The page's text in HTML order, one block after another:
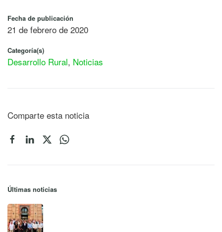
Fecha de publicación
21 de febrero de 2020
Categoría(s)
Desarrollo Rural, Noticias
Comparte esta noticia
Últimas noticias